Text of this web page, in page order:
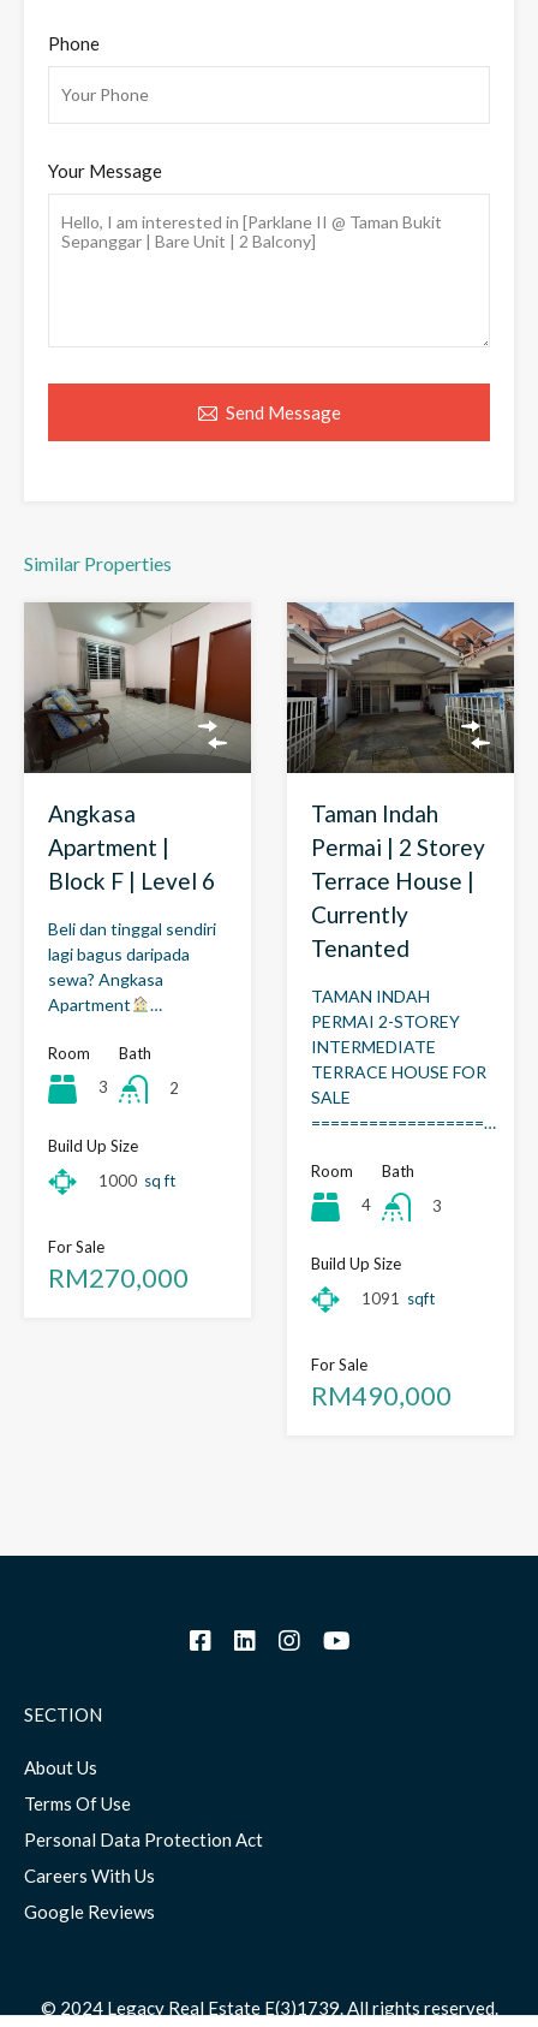
Phone
Your Message
Send Message
Similar Properties
Angkasa
Apartment |
Block F | Level 6
Beli dan tinggal sendiri
lagi bagus daripada
sewa? Angkasa
Apartment
…
Room
3
Bath
2
Build Up Size
1000 sq ft
For Sale
RM270,000
Taman Indah
Permai | 2 Storey
Terrace House |
Currently
Tenanted
TAMAN INDAH
PERMAI 2-STOREY
INTERMEDIATE
TERRACE HOUSE FOR
SALE
==================…
Room
4
Bath
3
Build Up Size
1091
sqft
For Sale
RM490,000
SECTION
About Us
Terms Of Use
Personal Data Protection Act
Careers With Us
Google Reviews
© 2024 Legacy Real Estate E(3)1739. All rights reserved.